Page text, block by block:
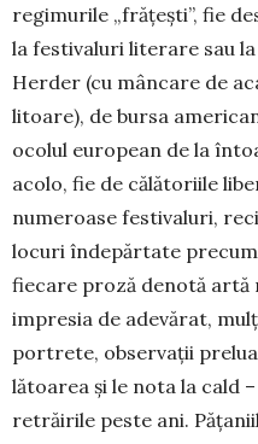
regi­murile „frățești”, fie
la festivaluri li­terare sau
Herder (cu mân­care de
litoare), de bursa
ocolul european de la
acolo, fie de călătoriile
numeroase festivaluri,
locuri îndepărtate precum
fiecare proză denotă artă
impresia de adevărat,
portrete, observații
lătoarea și le nota la cald
re­trăirile peste ani.